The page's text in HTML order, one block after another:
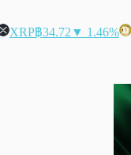
XRP฿34.72 ▼ 1.46%